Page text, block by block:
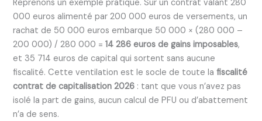
Reprenons un exemple pratique. Sur un contrat valant 280
000 euros alimenté par 200 000 euros de versements, un
rachat de 50 000 euros embarque 50 000 × (280 000 –
200 000) / 280 000 =14 286 euros de gains imposables,
et 35 714 euros de capital qui sortent sans aucune
fiscalité. Cette ventilation est le socle de toute lafiscalité
contrat de capitalisation 2026 : tant que vous n’avez pas
isolé la part de gains, aucun calcul de PFU ou d’abattement
n’a de sens.